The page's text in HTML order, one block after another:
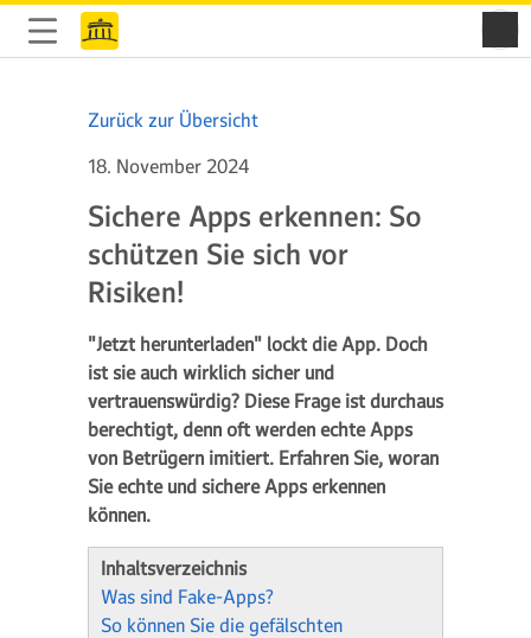
Zurück zur Übersicht
18. November 2024
Sichere Apps erkennen: So
schützen Sie sich vor
Risiken!
"Jetzt herunterladen" lockt die App. Doch
ist sie auch wirklich sicher und
vertrauenswürdig? Diese Frage ist durchaus
berechtigt, denn oft werden echte Apps
von Betrügern imitiert. Erfahren Sie, woran
Sie echte und sichere Apps erkennen
können.
Inhaltsverzeichnis
Was sind Fake-Apps?
So können Sie die gefälschten